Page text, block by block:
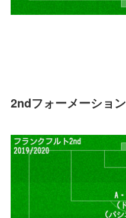
2ndフォーメーション